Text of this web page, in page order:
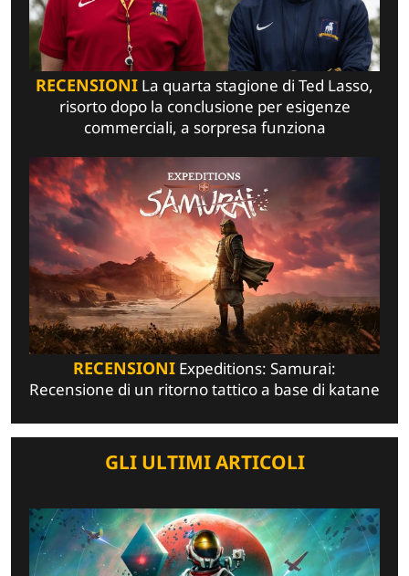
RECENSIONI La quarta stagione di Ted Lasso,
risorto dopo la conclusione per esigenze
commerciali, a sorpresa funziona
RECENSIONI Expeditions: Samurai:
Recensione di un ritorno tattico a base di katane
GLI ULTIMI ARTICOLI